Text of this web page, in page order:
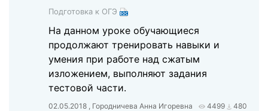
Подготовка к ОГЭ
На данном уроке обучающиеся
продолжают тренировать навыки и
умения при работе над сжатым
изложением, выполняют задания
тестовой части.
02.05.2018 , Городничева Анна Игоревна 4499 480